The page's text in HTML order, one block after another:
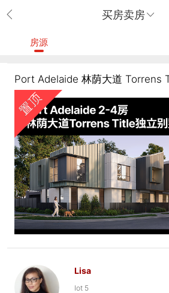
买房卖房
房源
Port Adelaide 林荫大道 Torrens
Lisa
lot 5